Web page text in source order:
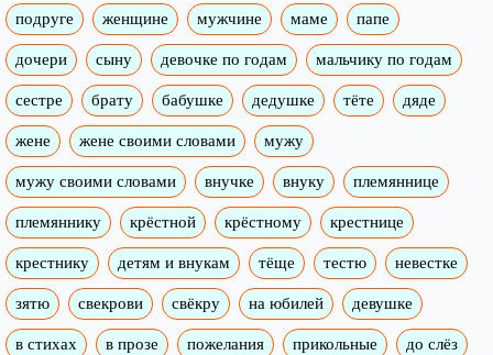
подруге женщине мужчине маме папе
дочери сыну девочке по годам мальчику по годам
сестре брату бабушке дедушке тёте дяде
жене жене своими словами мужу
мужу своими словами внучке внуку племяннице
племяннику крёстной крёстному крестнице
крестнику детям и внукам тёще тестю невестке
зятю свекрови свёкру на юбилей девушке
в стихах в прозе пожелания прикольные до слёз